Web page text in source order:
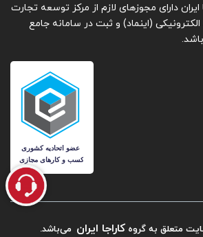
ایران دارای مجوزهای لازم از مرکز توسعه تجارت
الکترونیکی (اینماد) و ثبت در سامانه جامع
متعلق به گروه کاراجا ایران می‌باشد.